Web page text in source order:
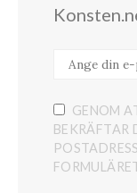
GENOM
BEKRÄFTAR